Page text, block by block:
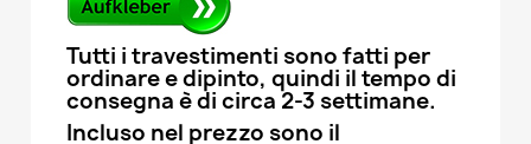
Tutti i travestimenti sono fatti per
ordinare e dipinto, quindi il tempo di
consegna è di circa 2-3 settimane.
Incluso nel prezzo sono il